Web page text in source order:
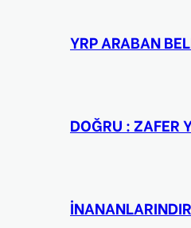
YRP ARABAN
DOĞRU : ZAFER
İNANANLARINDIR